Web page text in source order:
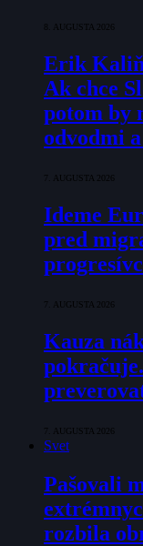
8. AUGUSTA 2026
Erik
Ak chce
potom by
odvodmi
7. AUGUSTA 2026
Ideme
pred
7. AUGUSTA 2026
Kauza
7. AUGUSTA 2026
Svet
Pašovali
rozbila